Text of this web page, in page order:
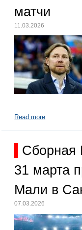
матчи
11.03.2026
Read more
Сборная
31 марта
Мали в
07.03.2026